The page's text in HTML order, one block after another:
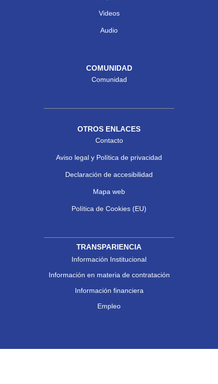
Videos
Audio
COMUNIDAD
Comunidad
OTROS ENLACES
Contacto
Aviso legal y Política de privacidad
Declaración de accesibilidad
Mapa web
Política de Cookies (EU)
TRANSPARIENCIA
Información Institucional
Información en materia de contratación
Información financiera
Empleo